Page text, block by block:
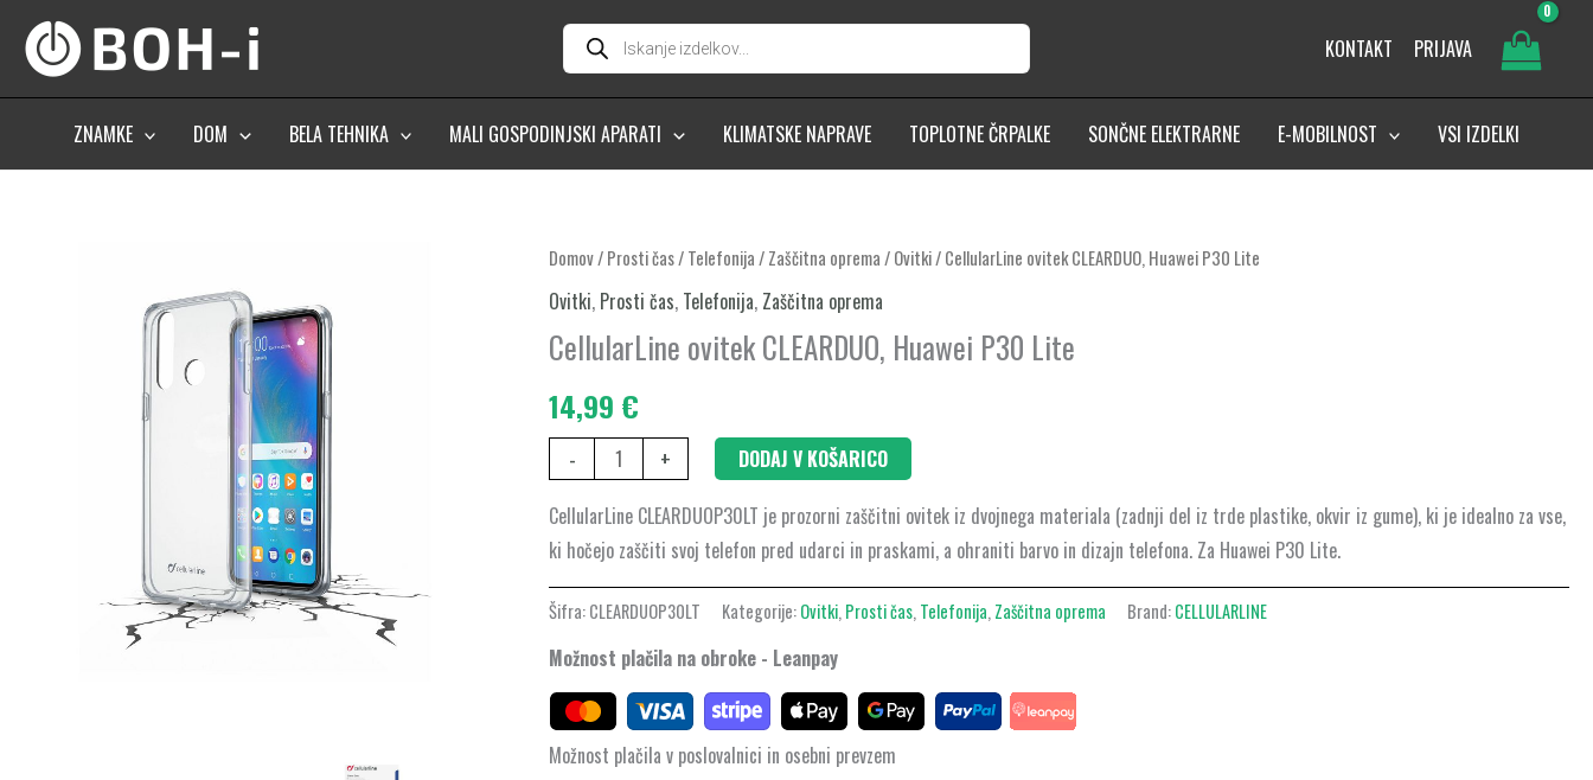
content
Products
search KONTAKT PRIJAVA
ZNAMKE DOM BELA TEHNIKA MALI GOSPODINJSKI APARATI KLIMATSKE NAPRAVE TOPLOTNE ČRPALKE SONČNE ELEKTRARNE E-MOBILNOST VSI IZDELKI
Domov/Prosti čas/Telefonija/Zaščitna oprema/Ovitki/ CellularLine ovitek CLEARDUO, Huawei P30 Lite
Ovitki, Prosti čas, Telefonija, Zaščitna oprema
CellularLine ovitek CLEARDUO, Huawei P30 Lite
14,99 €
-
CellularLine
ovitek
Huawei
P30
količina
+
DODAJ V KOŠARICO
CellularLine CLEARDUOP30LT je prozorni zaščitni ovitek iz dvojnega materiala (zadnji del iz trde plastike, okvir iz gume), ki je idealno za vse,
ki hočejo zaščiti svoj telefon pred udarci in praskami, a ohraniti barvo in dizajn telefona. Za Huawei P30 Lite.
Šifra:CLEARDUOP30LT Kategorije:Ovitki,Prosti čas,Telefonija,Zaščitna oprema Brand:CELLULARLINE
Možnost plačila na obroke - Leanpay
Možnost plačila v poslovalnici in osebni prevzem